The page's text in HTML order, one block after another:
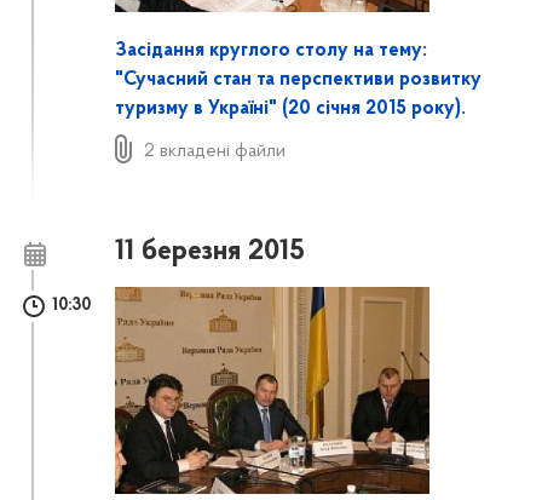
Засідання круглого столу на тему:
"Сучасний стан та перспективи розвитку
туризму в Україні" (20 січня 2015 року).
2 вкладені файли
11 березня 2015
10:30